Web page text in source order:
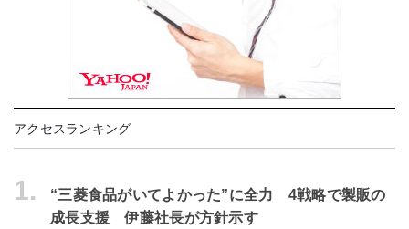
アクセスランキング
1.
“三菱食品がいてよかった”に全力 4戦略で製販の
成長支援 伊藤社長が方針示す